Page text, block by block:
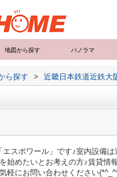
地図から探す パノラマ
ら探す > 近畿日本鉄道近鉄大
スポワール」です♪室内設備
始めたいとお考えの方♪賃貸
軽にお問い合わせください